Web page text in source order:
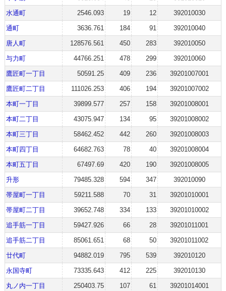
水通町
2546.093 19 12
392010030
通町
3636.761 184 91
392010040
唐人町
128576.561 450 283
392010050
与力町
44766.251 478 299
392010060
鷹匠町一丁目
50591.25 409 236
39201007001
鷹匠町二丁目
111026.253 406 194
39201007002
本町一丁目
39899.577 257 158
39201008001
本町二丁目
43075.947 134 95
39201008002
本町三丁目
58462.452 442 260
39201008003
本町四丁目
64682.763 78 40
39201008004
本町五丁目
67497.69 420 190
39201008005
升形
79485.328 594 347
392010090
帯屋町一丁目
59211.588 70 31
39201010001
帯屋町二丁目
39652.748 334 133
39201010002
追手筋一丁目
59427.926 66 28
39201011001
追手筋二丁目
85061.651 68 50
39201011002
廿代町
94882.019 795 539
392010120
永国寺町
73335.643 412 225
392010130
丸ノ内一丁目
250403.75 107 61
39201014001